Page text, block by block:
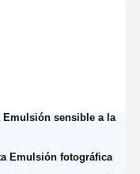
Emulsión sensible a la
Emulsión fotográfica